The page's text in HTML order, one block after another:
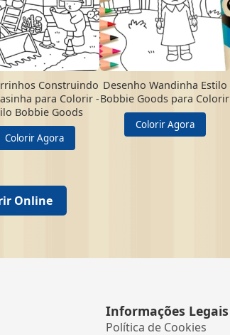
Construindo
para Colorir -
Bobbie Goods
Colorir Agora
Desenho Wandinha Estilo
Bobbie Goods para Colorir
Colorir Agora
Online
Informações Legais
Política de Cookies